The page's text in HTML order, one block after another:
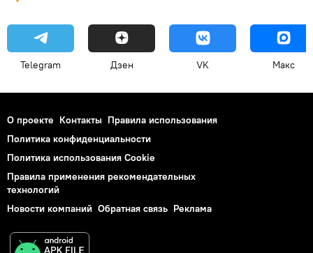
Telegram Дзен VK Макс
О проекте Контакты Правила использования
Политика конфиденциальности
Политика использования Cookie
Правила применения рекомендательных
технологий
Новости компаний Обратная связь Реклама